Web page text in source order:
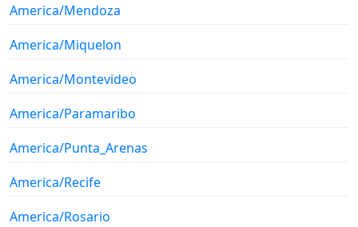
America/Mendoza
America/Miquelon
America/Montevideo
America/Paramaribo
America/Punta_Arenas
America/Recife
America/Rosario